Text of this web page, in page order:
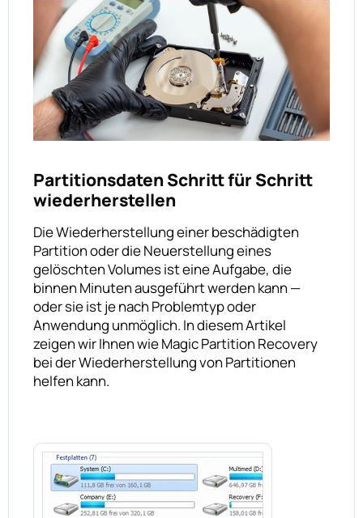
Partitionsdaten Schritt für Schritt
wiederherstellen
Die Wiederherstellung einer beschädigten
Partition oder die Neuerstellung eines
gelöschten Volumes ist eine Aufgabe, die
binnen Minuten ausgeführt werden kann —
oder sie ist je nach Problemtyp oder
Anwendung unmöglich. In diesem Artikel
zeigen wir Ihnen wie Magic Partition Recovery
bei der Wiederherstellung von Partitionen
helfen kann.